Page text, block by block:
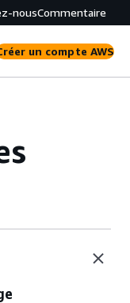
nousCommentaire
un compte AWS